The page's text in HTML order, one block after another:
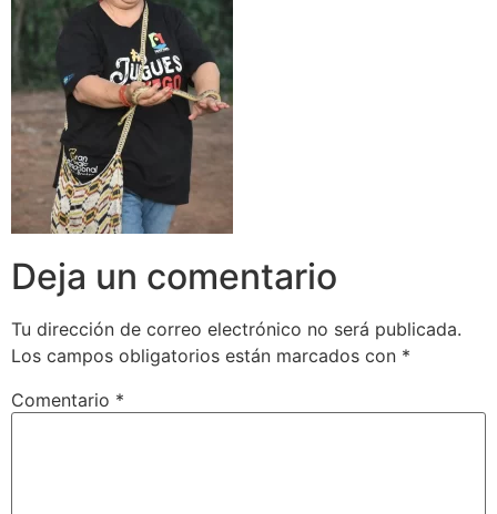
Deja un comentario
Tu dirección de correo electrónico no será publicada.
Los campos obligatorios están marcados con *
Comentario *